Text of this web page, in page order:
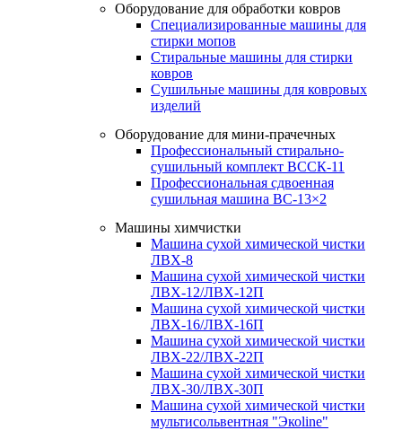
Оборудование для обработки ковров
Специализированные машины для
стирки мопов
Стиральные машины для стирки
ковров
Сушильные машины для ковровых
изделий
Оборудование для мини-прачечных
Профессиональный стирально-
сушильный комплект ВССК-11
Профессиональная сдвоенная
сушильная машина ВС-13×2
Машины химчистки
Машина сухой химической чистки
ЛВХ-8
Машина сухой химической чистки
ЛВХ-12/ЛВХ-12П
Машина сухой химической чистки
ЛВХ-16/ЛВХ-16П
Машина сухой химической чистки
ЛВХ-22/ЛВХ-22П
Машина сухой химической чистки
ЛВХ-30/ЛВХ-30П
Машина сухой химической чистки
мультисольвентная "Экоline"